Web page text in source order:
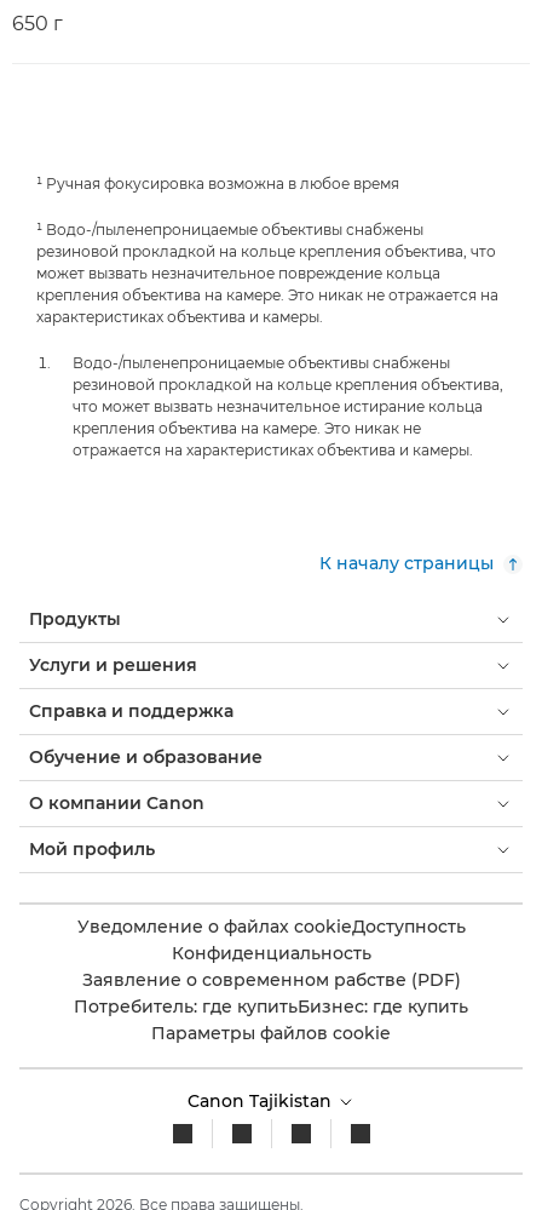
650 г
¹ Ручная фокусировка возможна в любое время
¹ Водо-/пыленепроницаемые объективы снабжены
резиновой прокладкой на кольце крепления объектива, что
может вызвать незначительное повреждение кольца
крепления объектива на камере. Это никак не отражается на
характеристиках объектива и камеры.
Водо-/пыленепроницаемые объективы снабжены
резиновой прокладкой на кольце крепления объектива,
что может вызвать незначительное истирание кольца
крепления объектива на камере. Это никак не
отражается на характеристиках объектива и камеры.
К началу страницы
Продукты
Услуги и решения
Справка и поддержка
Обучение и образование
О компании Canon
Мой профиль
Уведомление о файлах cookieДоступность
Конфиденциальность
Заявление о современном рабстве (PDF)
Потребитель: где купитьБизнес: где купить
Параметры файлов cookie
Canon Tajikistan
Copyright 2026. Все права защищены.